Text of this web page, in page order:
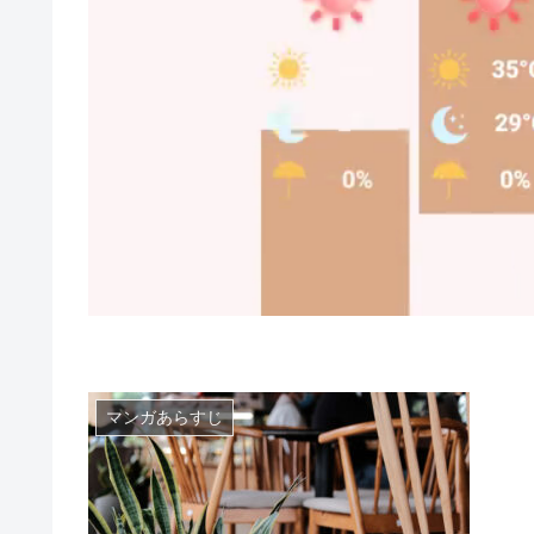
マンガあらすじ